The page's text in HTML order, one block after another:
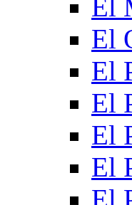
El
El
El
El
El
El
El